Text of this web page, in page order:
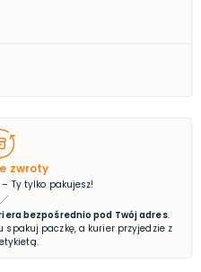
zwroty
Ty tylko pakujesz!
bezpośrednio pod Twój adres.
paczkę, a kurier przyjedzie z